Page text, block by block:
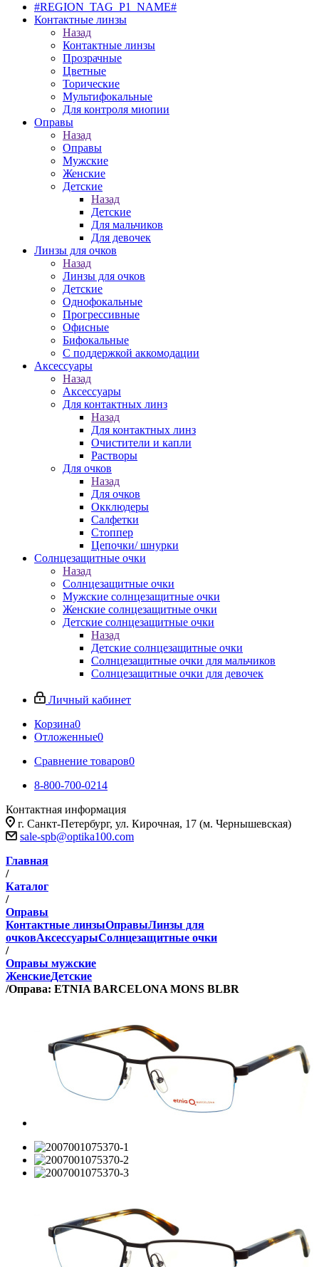
#REGION_TAG_P1_NAME#
Контактные линзы
Назад
Контактные линзы
Прозрачные
Цветные
Торические
Мультифокальные
Для контроля миопии
Оправы
Назад
Оправы
Мужские
Женские
Детские
Назад
Детские
Для мальчиков
Для девочек
Линзы для очков
Назад
Линзы для очков
Детские
Однофокальные
Прогрессивные
Офисные
Бифокальные
С поддержкой аккомодации
Аксессуары
Назад
Аксессуары
Для контактных линз
Назад
Для контактных линз
Очистители и капли
Растворы
Для очков
Назад
Для очков
Окклюдеры
Салфетки
Стоппер
Цепочки/ шнурки
Солнцезащитные очки
Назад
Солнцезащитные очки
Мужские солнцезащитные очки
Женские солнцезащитные очки
Детские солнцезащитные очки
Назад
Детские солнцезащитные очки
Солнцезащитные очки для мальчиков
Солнцезащитные очки для девочек
Личный кабинет
Корзина0
Отложенные0
Сравнение товаров0
8-800-700-0214
Контактная информация
г. Санкт-Петербург, ул. Кирочная, 17 (м. Чернышевская)
sale-spb@optika100.com
Главная
/
Каталог
/
Оправы
Контактные линзыОправыЛинзы для
очковАксессуарыСолнцезащитные очки
/
Оправы мужские
ЖенскиеДетские
/Оправа: ETNIA BARCELONA MONS BLBR